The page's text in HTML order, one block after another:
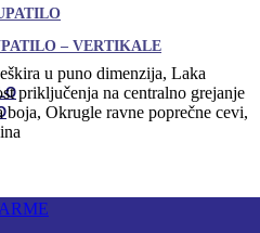
– VERTIKALE
u puno dimenzija, Laka
priključenja na centralno grejanje
Okrugle ravne poprečne cevi,